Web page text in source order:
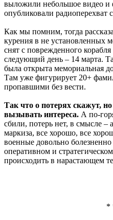
выложили небольшое видео и
опубликовали радиоперехват
Как мы помним, тогда
курения в не установленных
снят с поврежденного
следующий день – 14 марта.
была открыта мемориальная
Там уже фигурирует 20+
пропавшими без вести.
Так что о потерях скажут,
вызывать интереса. А по-
сбили, потерь нет, в смысле –
маркиза, все хорошо, все
военные довольно
оперативном и
происходить в нарастающем
*